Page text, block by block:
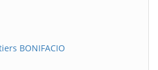
BONIFACIO